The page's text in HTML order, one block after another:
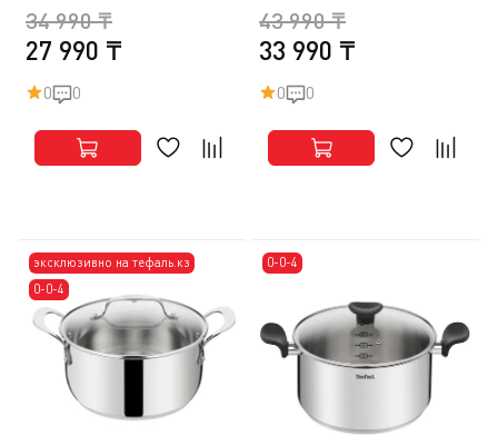
27 990 ₸
34 990 ₸
0 0
33 990 ₸
43 990 ₸
0 0
эксклюзивно на тефаль.кз
0-0-4
0-0-4